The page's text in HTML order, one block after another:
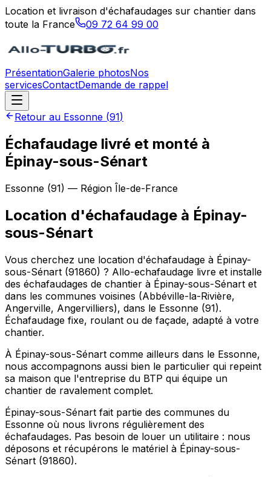
Location et livraison d'échafaudages sur chantier dans
toute la France
09 72 64 99 00
PrésentationGalerie photosNos
servicesContactDemande de rappel
Retour au Essonne (91)
Échafaudage livré et monté à
Épinay-sous-Sénart
Essonne (91) — Région Île-de-France
Location d'échafaudage à Épinay-
sous-Sénart
Vous cherchez une location d'échafaudage à Épinay-
sous-Sénart (91860) ? Allo-echafaudage livre et installe
des échafaudages de chantier à Épinay-sous-Sénart et
dans les communes voisines (Abbéville-la-Rivière,
Angerville, Angervilliers), dans le Essonne (91).
Échafaudage fixe, roulant ou de façade, adapté à votre
chantier.
À Épinay-sous-Sénart comme ailleurs dans le Essonne,
nous accompagnons aussi bien le particulier qui repeint
sa maison que l'entreprise du BTP qui équipe un
chantier de ravalement complet.
Épinay-sous-Sénart fait partie des communes du
Essonne où nous livrons régulièrement des
échafaudages. Pas besoin de louer un utilitaire : nous
déposons et récupérons le matériel à Épinay-sous-
Sénart (91860).